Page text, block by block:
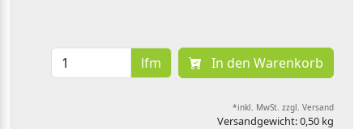
lfm In den Warenkorb
*inkl. MwSt. zzgl. Versand
Versandgewicht: 0,50 kg